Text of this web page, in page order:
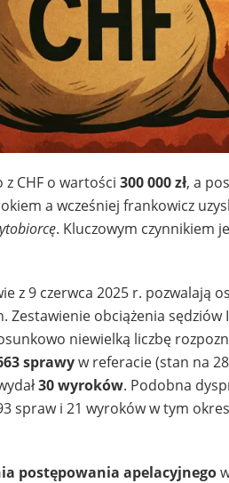
CHF o wartości 300 000 zł, a
a wcześniej frankowicz
. Kluczowym czynnikiem
z 9 czerwca 2025 r. pozwalają
obciążenia sędziów
niewielką liczbę
sprawyw referacie (stan na
30 wyroków. Podobna
spraw i 21 wyroków w tym
postępowania apelacyjnego